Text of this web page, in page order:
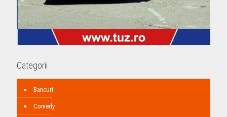
Categorii
Bancuri
Comedy